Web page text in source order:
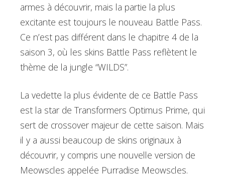
armes à découvrir, mais la partie la plus
excitante est toujours le nouveau Battle Pass.
Ce n’est pas différent dans le chapitre 4 de la
saison 3, où les skins Battle Pass reflètent le
thème de la jungle “WILDS”.
La vedette la plus évidente de ce Battle Pass
est la star de Transformers Optimus Prime, qui
sert de crossover majeur de cette saison. Mais
il y a aussi beaucoup de skins originaux à
découvrir, y compris une nouvelle version de
Meowscles appelée Purradise Meowscles.